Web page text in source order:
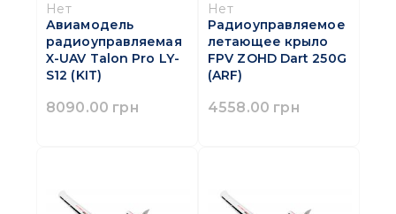
Нет
Авиамодель
радиоуправляемая
X-UAV Talon Pro LY-
S12 (KIT)
8090.00 грн
Нет
Радиоуправляемое
летающее крыло
FPV ZOHD Dart 250G
(ARF)
4558.00 грн